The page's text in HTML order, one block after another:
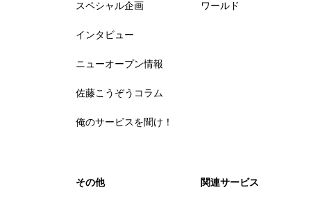
スペシャル企画
インタビュー
ニューオープン情報
佐藤こうぞうコラム
俺のサービスを聞け！
ワールド
その他
関連サービス